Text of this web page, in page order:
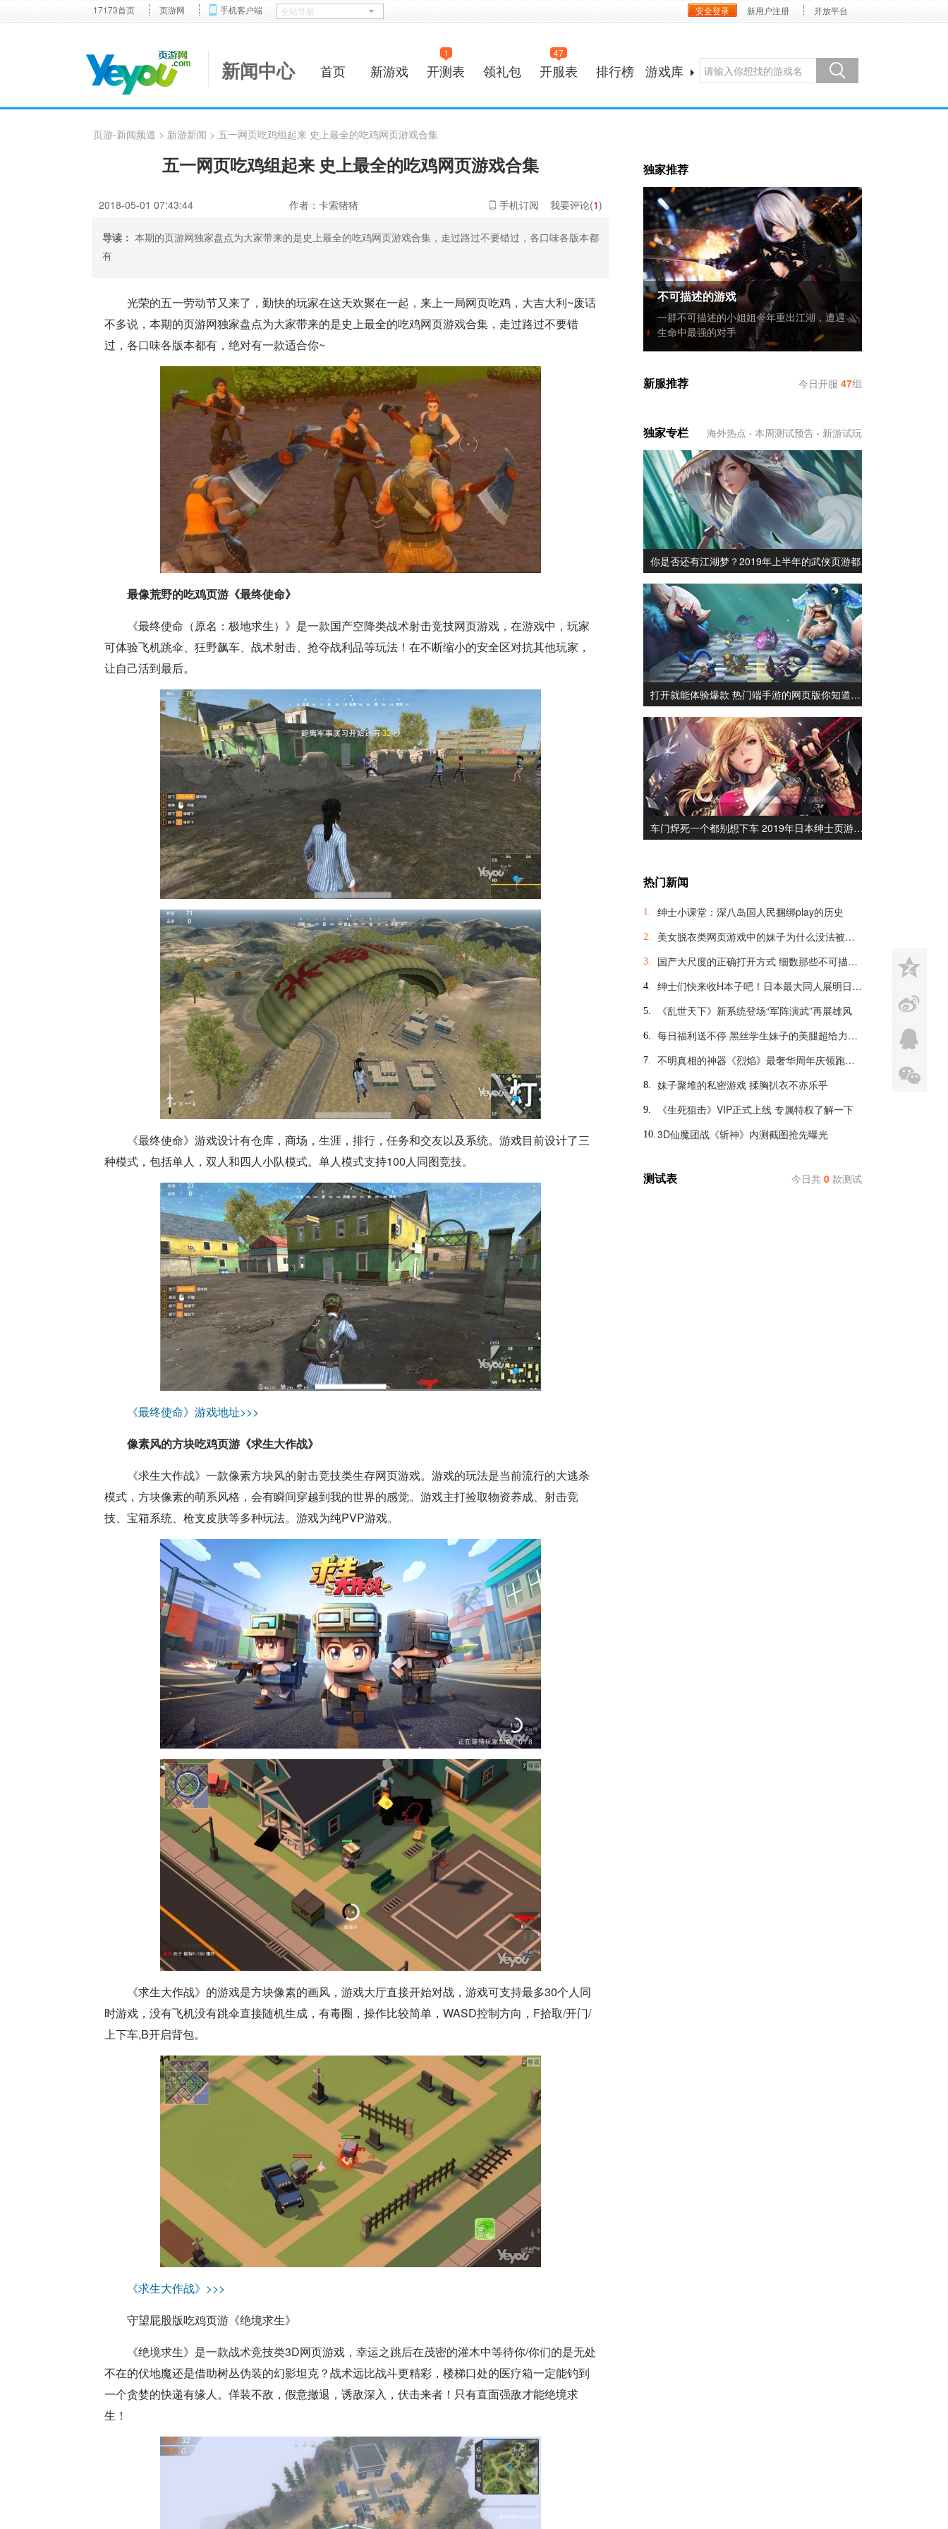
17173首页 页游网 手机客户端 安全登录 新用户注册 开放平台
新闻中心 首页 新游戏 开测表
1
领礼包 开服表
47
排行榜 游戏库
页游-新闻频道 > 新游新闻 > 五一网页吃鸡组起来 史上最全的吃鸡网页游戏合集
五一网页吃鸡组起来 史上最全的吃鸡网页游戏合集
2018-05-01 07:43:44 作者：卡索猪猪 手机订阅 我要评论(1)
导读： 本期的页游网独家盘点为大家带来的是史上最全的吃鸡网页游戏合集，走过路过不要错过，各口味各版本都
有
光荣的五一劳动节又来了，勤快的玩家在这天欢聚在一起，来上一局网页吃鸡，大吉大利~废话
不多说，本期的页游网独家盘点为大家带来的是史上最全的吃鸡网页游戏合集，走过路过不要错
过，各口味各版本都有，绝对有一款适合你~
最像荒野的吃鸡页游《最终使命》
《最终使命（原名：极地求生）》是一款国产空降类战术射击竞技网页游戏，在游戏中，玩家
可体验飞机跳伞、狂野飙车、战术射击、抢夺战利品等玩法！在不断缩小的安全区对抗其他玩家，
让自己活到最后。
《最终使命》游戏设计有仓库，商场，生涯，排行，任务和交友以及系统。游戏目前设计了三
种模式，包括单人，双人和四人小队模式。单人模式支持100人同图竞技。
《最终使命》游戏地址>>>
像素风的方块吃鸡页游《求生大作战》
《求生大作战》一款像素方块风的射击竞技类生存网页游戏。游戏的玩法是当前流行的大逃杀
模式，方块像素的萌系风格，会有瞬间穿越到我的世界的感觉。游戏主打捡取物资养成、射击竞
技、宝箱系统、枪支皮肤等多种玩法。游戏为纯PVP游戏。
《求生大作战》的游戏是方块像素的画风，游戏大厅直接开始对战，游戏可支持最多30个人同
时游戏，没有飞机没有跳伞直接随机生成，有毒圈，操作比较简单，WASD控制方向，F拾取/开门/
上下车,B开启背包。
《求生大作战》>>>
守望屁股版吃鸡页游《绝境求生》
《绝境求生》是一款战术竞技类3D网页游戏，幸运之跳后在茂密的灌木中等待你/你们的是无处
不在的伏地魔还是借助树丛伪装的幻影坦克？战术远比战斗更精彩，楼梯口处的医疗箱一定能钓到
一个贪婪的快递有缘人。佯装不敌，假意撤退，诱敌深入，伏击来者！只有直面强敌才能绝境求
生！
独家推荐
不可描述的游戏
一群不可描述的小姐姐今年重出江湖，遭遇
生命中最强的对手
新服推荐 今日开服 47组
独家专栏 海外热点 · 本周测试预告 · 新游试玩
你是否还有江湖梦？2019年上半年的武侠页游都…
打开就能体验爆款 热门端手游的网页版你知道…
车门焊死一个都别想下车 2019年日本绅士页游…
热门新闻
1. 绅士小课堂：深八岛国人民捆绑play的历史
2. 美女脱衣类网页游戏中的妹子为什么没法被脱光？
3. 国产大尺度的正确打开方式 细数那些不可描述的羞羞页游
4. 绅士们快来收H本子吧！日本最大同人展明日开幕
5. 《乱世天下》新系统登场“军阵演武”再展雄风
6. 每日福利送不停 黑丝学生妹子的美腿超给力诱惑
7. 不明真相的神器《烈焰》最奢华周年庆领跑全球
8. 妹子聚堆的私密游戏 揉胸扒衣不亦乐乎
9. 《生死狙击》VIP正式上线 专属特权了解一下
10. 3D仙魔团战《斩神》内测截图抢先曝光
测试表 今日共 0 款测试
z
s
q
x